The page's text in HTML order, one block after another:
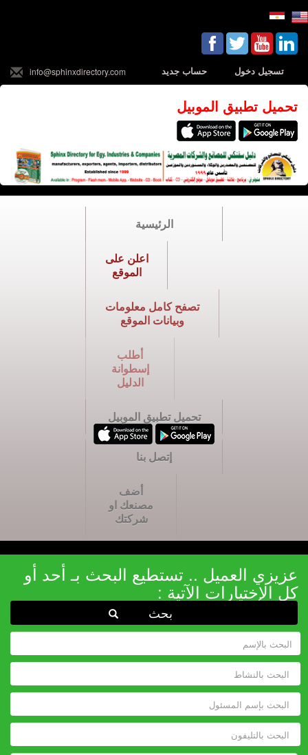
تسجيل دخول حساب جديد info@sphinxdirectory.com
تحميل تطبيق الموبيل
الرئيسية
اعلن على
الموقع
تصفح كامل معلومات
وبيانات الموقع
أطلب
إسطوانة
الدليل
تحميل تطبيق الموبيل
إتصل بنا
أضف
مصنعك او
شركتك
عزيزي العميل .. تستطيع البحث بـ أحد أو
كل الإختيارات الآتية :